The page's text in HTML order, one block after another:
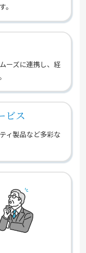
。
ーズに連携し、経
ビス
ィ製品など多彩な